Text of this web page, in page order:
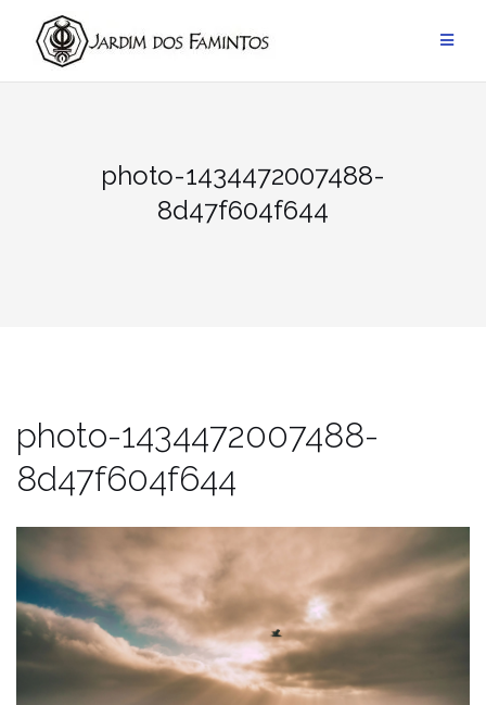
conteúdo
photo-1434472007488-
8d47f604f644
photo-1434472007488-
8d47f604f644